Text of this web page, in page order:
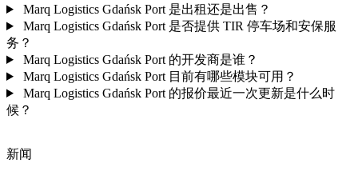
Marq Logistics Gdańsk Port 是出租还是出售？
Marq Logistics Gdańsk Port 是否提供 TIR 停车场和安保服
务？
Marq Logistics Gdańsk Port 的开发商是谁？
Marq Logistics Gdańsk Port 目前有哪些模块可用？
Marq Logistics Gdańsk Port 的报价最近一次更新是什么时
候？
新闻